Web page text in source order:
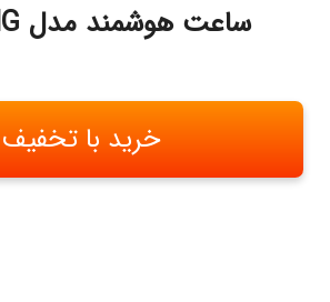
ساعت هوشمند مدل T900 BIG
خرید با تخفیف